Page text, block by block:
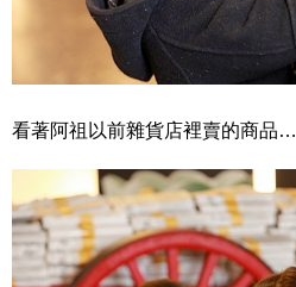
看著阿祖以前雜貨店裡賣的商品…